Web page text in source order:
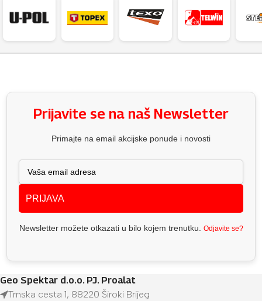
Prijavite se na naš Newsletter
Primajte na email akcijske ponude i novosti
PRIJAVA
Newsletter možete otkazati u bilo kojem trenutku. Odjavite se?
Geo Spektar d.o.o. PJ. Proalat
Trnska cesta 1, 88220 Široki Brijeg